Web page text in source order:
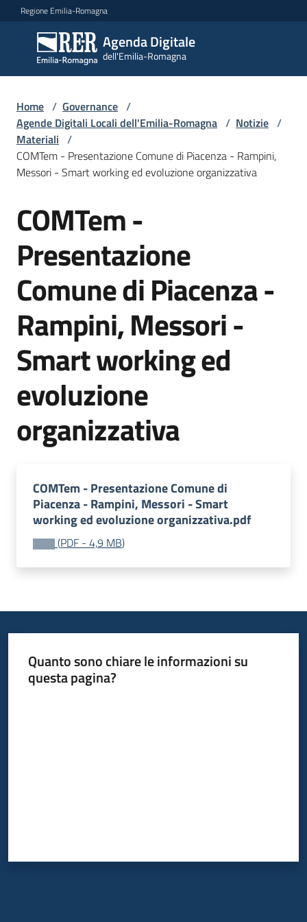
Vai al contenuto
Vai alla navigazione
Vai al footer
Regione Emilia-Romagna
Agenda Digitale
dell'Emilia-Romagna
Agenda
Digitale
dell'Emilia-
Novità
Menu selezionato
Dati
territorio
Governance
locale
Home / Governance /
Agende Digitali Locali dell'Emilia-Romagna / Notizie /
Materiali /
COMTem - Presentazione Comune di Piacenza - Rampini,
Messori - Smart working ed evoluzione organizzativa
COMTem -
Presentazione
Comune di Piacenza -
Rampini, Messori -
Smart working ed
evoluzione
organizzativa
COMTem - Presentazione Comune di
Piacenza - Rampini, Messori - Smart
working ed evoluzione organizzativa.pdf
(PDF - 4,9 MB)
Quanto sono chiare le informazioni su
questa pagina?